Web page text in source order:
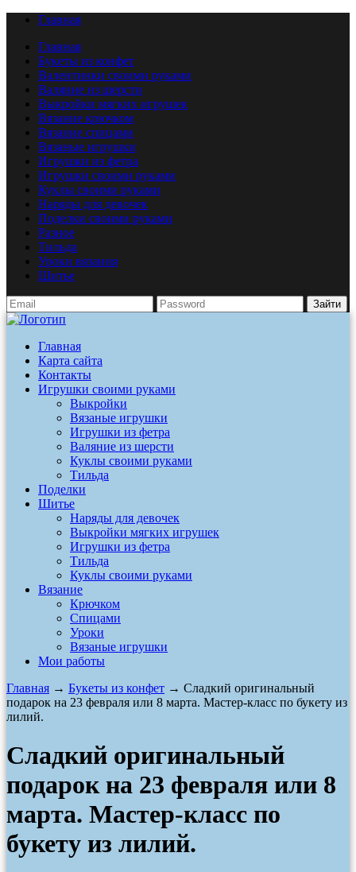
Главная
Главная
Букеты из конфет
Валентинки своими руками
Валяние из шерсти
Выкройки мягких игрушек
Вязание крючком
Вязание спицами
Вязаные игрушки
Игрушки из фетра
Игрушки своими руками
Куклы своими руками
Наряды для девочек
Поделки своими руками
Разное
Тильда
Уроки вязания
Шитье
Зайти
Главная
Карта сайта
Контакты
Игрушки своими руками
Выкройки
Вязаные игрушки
Игрушки из фетра
Валяние из шерсти
Куклы своими руками
Тильда
Поделки
Шитье
Наряды для девочек
Выкройки мягких игрушек
Игрушки из фетра
Тильда
Куклы своими руками
Вязание
Крючком
Спицами
Уроки
Вязаные игрушки
Мои работы
Главная → Букеты из конфет → Сладкий оригинальный
подарок на 23 февраля или 8 марта. Мастер-класс по букету из
лилий.
Сладкий оригинальный
подарок на 23 февраля или 8
марта. Мастер-класс по
букету из лилий.